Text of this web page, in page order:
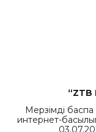
“ZTB
Мерзімді баспа
интернет-